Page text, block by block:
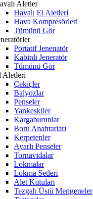
Aletler
Havalı El Aletleri
Hava Kompresörleri
Tümünü Gör
Portatif Jenenatör
Kabinli Jeneratör
Tümünü Gör
Aletleri
Çekiçler
Balyozlar
Penseler
Yankeskiler
Kargaburunlar
Boru Anahtarları
Kerpetenler
Ayarlı Penseler
Tornavidalar
Lokmalar
Lokma Setleri
Alet Kutuları
Tezgah Üstü Mengeneler